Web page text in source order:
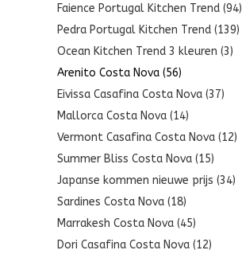
Faience Portugal Kitchen Trend (94)
Pedra Portugal Kitchen Trend (139)
Ocean Kitchen Trend 3 kleuren (3)
Arenito Costa Nova (56)
Eivissa Casafina Costa Nova (37)
Mallorca Costa Nova (14)
Vermont Casafina Costa Nova (12)
Summer Bliss Costa Nova (15)
Japanse kommen nieuwe prijs (34)
Sardines Costa Nova (18)
Marrakesh Costa Nova (45)
Dori Casafina Costa Nova (12)